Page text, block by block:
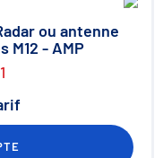
ou antenne
M12 - AMP